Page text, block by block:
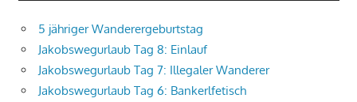
5 jähriger Wanderergeburtstag
Jakobswegurlaub Tag 8: Einlauf
Jakobswegurlaub Tag 7: Illegaler Wanderer
Jakobswegurlaub Tag 6: Bankerlfetisch